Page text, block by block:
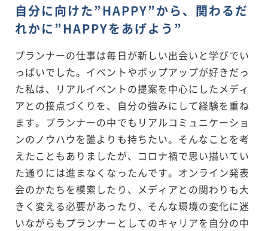
自分に向けた”HAPPY”から、関わるだ
れかに”HAPPYをあげよう”
プランナーの仕事は毎日が新しい出会いと学びでい
っぱいでした。イベントやポップアップが好きだっ
た私は、リアルイベントの提案を中心にしたメディ
アとの接点づくりを、自分の強みにして経験を重ね
ます。プランナーの中でもリアルコミュニケーショ
ンのノウハウを誰よりも持ちたい。そんなことを考
えたこともありましたが、コロナ禍で思い描いてい
た通りには進まなくなったんです。オンライン発表
会のかたちを模索したり、メディアとの関わりも大
きく変える必要があったり、そんな環境の変化に迷
いながらもプランナーとしてのキャリアを自分の中